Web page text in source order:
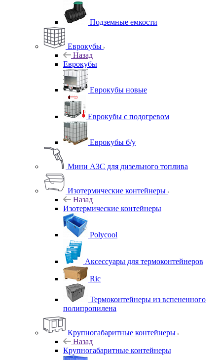
Подземные емкости
Еврокубы
Назад
Еврокубы
Еврокубы новые
Еврокубы с подогревом
Еврокубы б/у
Мини АЗС для дизельного топлива
Изотермические контейнеры
Назад
Изотермические контейнеры
Polycool
Аксессуары для термоконтейнеров
Ric
Термоконтейнеры из вспененного
полипропилена
Крупногабаритные контейнеры
Назад
Крупногабаритные контейнеры